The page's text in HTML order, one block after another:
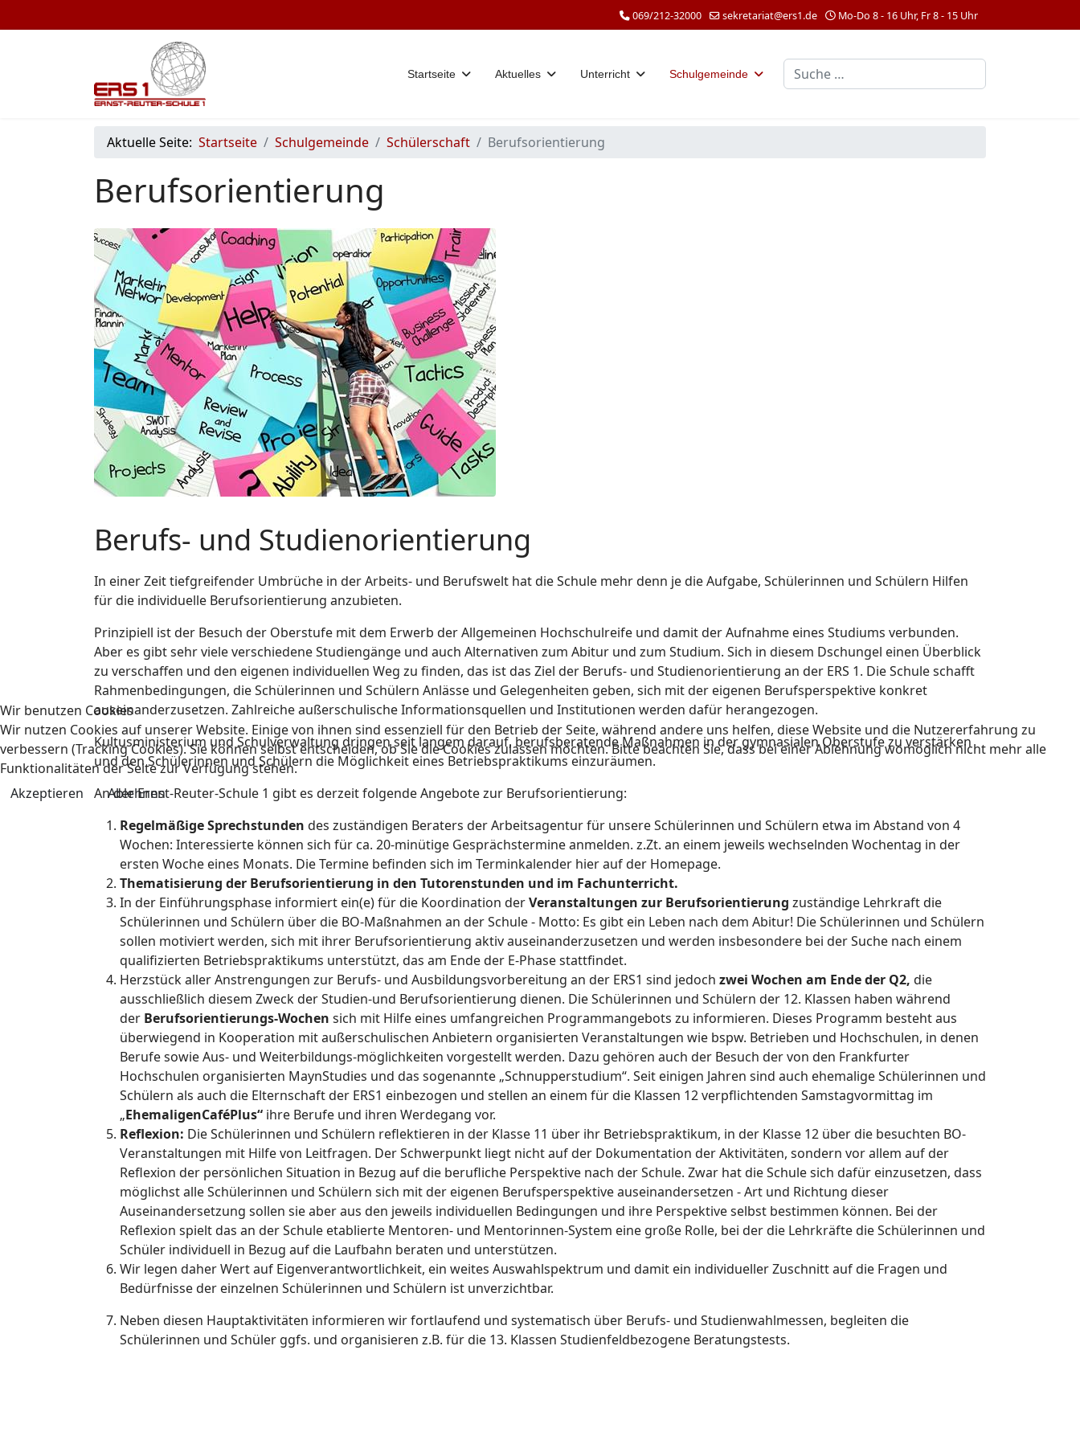
069/212-32000 sekretariat@ers1.de Mo-Do 8 - 16 Uhr, Fr 8 - 15 Uhr
Startseite Aktuelles Unterricht Schulgemeinde Suchen
Aktuelle Seite: Startseite Schulgemeinde Schülerschaft Berufsorientierung
Berufsorientierung
Berufs- und Studienorientierung
In einer Zeit tiefgreifender Umbrüche in der Arbeits- und Berufswelt hat die Schule mehr denn je die Aufgabe, Schülerinnen und Schülern Hilfen
für die individuelle Berufsorientierung anzubieten.
Prinzipiell ist der Besuch der Oberstufe mit dem Erwerb der Allgemeinen Hochschulreife und damit der Aufnahme eines Studiums verbunden.
Aber es gibt sehr viele verschiedene Studiengänge und auch Alternativen zum Abitur und zum Studium. Sich in diesem Dschungel einen Überblick
zu verschaffen und den eigenen individuellen Weg zu finden, das ist das Ziel der Berufs- und Studienorientierung an der ERS 1. Die Schule schafft
Rahmenbedingungen, die Schülerinnen und Schülern Anlässe und Gelegenheiten geben, sich mit der eigenen Berufsperspektive konkret
auseinanderzusetzen. Zahlreiche außerschulische Informationsquellen und Institutionen werden dafür herangezogen.
Kultusministerium und Schulverwaltung dringen seit langem darauf, berufsberatende Maßnahmen in der gymnasialen Oberstufe zu verstärken
und den Schülerinnen und Schülern die Möglichkeit eines Betriebspraktikums einzuräumen.
An der Ernst-Reuter-Schule 1 gibt es derzeit folgende Angebote zur Berufsorientierung:
Regelmäßige Sprechstunden des zuständigen Beraters der Arbeitsagentur für unsere Schülerinnen und Schülern etwa im Abstand von 4
Wochen: Interessierte können sich für ca. 20-minütige Gesprächstermine anmelden. z.Zt. an einem jeweils wechselnden Wochentag in der
ersten Woche eines Monats. Die Termine befinden sich im Terminkalender hier auf der Homepage.
Thematisierung der Berufsorientierung in den Tutorenstunden und im Fachunterricht.
In der Einführungsphase informiert ein(e) für die Koordination derVeranstaltungen zur Berufsorientierung zuständige Lehrkraft die
Schülerinnen und Schülern über die BO-Maßnahmen an der Schule - Motto: Es gibt ein Leben nach dem Abitur! Die Schülerinnen und Schülern
sollen motiviert werden, sich mit ihrer Berufsorientierung aktiv auseinanderzusetzen und werden insbesondere bei der Suche nach einem
qualifizierten Betriebspraktikums unterstützt, das am Ende der E-Phase stattfindet.
Herzstück aller Anstrengungen zur Berufs- und Ausbildungsvorbereitung an der ERS1 sind jedoch zwei Wochen am Ende der Q2, die
ausschließlich diesem Zweck der Studien-und Berufsorientierung dienen. Die Schülerinnen und Schülern der 12. Klassen haben während
der Berufsorientierungs-Wochen sich mit Hilfe eines umfangreichen Programmangebots zu informieren. Dieses Programm besteht aus
überwiegend in Kooperation mit außerschulischen Anbietern organisierten Veranstaltungen wie bspw. Betrieben und Hochschulen, in denen
Berufe sowie Aus- und Weiterbildungs-möglichkeiten vorgestellt werden. Dazu gehören auch der Besuch der von den Frankfurter
Hochschulen organisierten MaynStudies und das sogenannte „Schnupperstudium“. Seit einigen Jahren sind auch ehemalige Schülerinnen und
Schülern als auch die Elternschaft der ERS1 einbezogen und stellen an einem für die Klassen 12 verpflichtenden Samstagvormittag im
„EhemaligenCaféPlus“ ihre Berufe und ihren Werdegang vor.
Reflexion: Die Schülerinnen und Schülern reflektieren in der Klasse 11 über ihr Betriebspraktikum, in der Klasse 12 über die besuchten BO-
Veranstaltungen mit Hilfe von Leitfragen. Der Schwerpunkt liegt nicht auf der Dokumentation der Aktivitäten, sondern vor allem auf der
Reflexion der persönlichen Situation in Bezug auf die berufliche Perspektive nach der Schule. Zwar hat die Schule sich dafür einzusetzen, dass
möglichst alle Schülerinnen und Schülern sich mit der eigenen Berufsperspektive auseinandersetzen - Art und Richtung dieser
Auseinandersetzung sollen sie aber aus den jeweils individuellen Bedingungen und ihre Perspektive selbst bestimmen können. Bei der
Reflexion spielt das an der Schule etablierte Mentoren- und Mentorinnen-System eine große Rolle, bei der die Lehrkräfte die Schülerinnen und
Schüler individuell in Bezug auf die Laufbahn beraten und unterstützen.
Wir legen daher Wert auf Eigenverantwortlichkeit, ein weites Auswahlspektrum und damit ein individueller Zuschnitt auf die Fragen und
Bedürfnisse der einzelnen Schülerinnen und Schülern ist unverzichtbar.
Neben diesen Hauptaktivitäten informieren wir fortlaufend und systematisch über Berufs- und Studienwahlmessen, begleiten die
Schülerinnen und Schüler ggfs. und organisieren z.B. für die 13. Klassen Studienfeldbezogene Beratungstests.
Wir benutzen Cookies
Wir nutzen Cookies auf unserer Website. Einige von ihnen sind essenziell für den Betrieb der Seite, während andere uns helfen, diese Website und die Nutzererfahrung zu
verbessern (Tracking Cookies). Sie können selbst entscheiden, ob Sie die Cookies zulassen möchten. Bitte beachten Sie, dass bei einer Ablehnung womöglich nicht mehr alle
Funktionalitäten der Seite zur Verfügung stehen.
Akzeptieren
Ablehnen